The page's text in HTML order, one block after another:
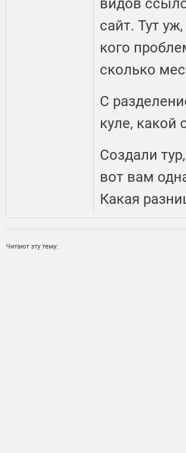
видов
сайт. Тут
кого
сколько
С
куле, какой
Создали
вот вам
Какая
Читают эту тему: